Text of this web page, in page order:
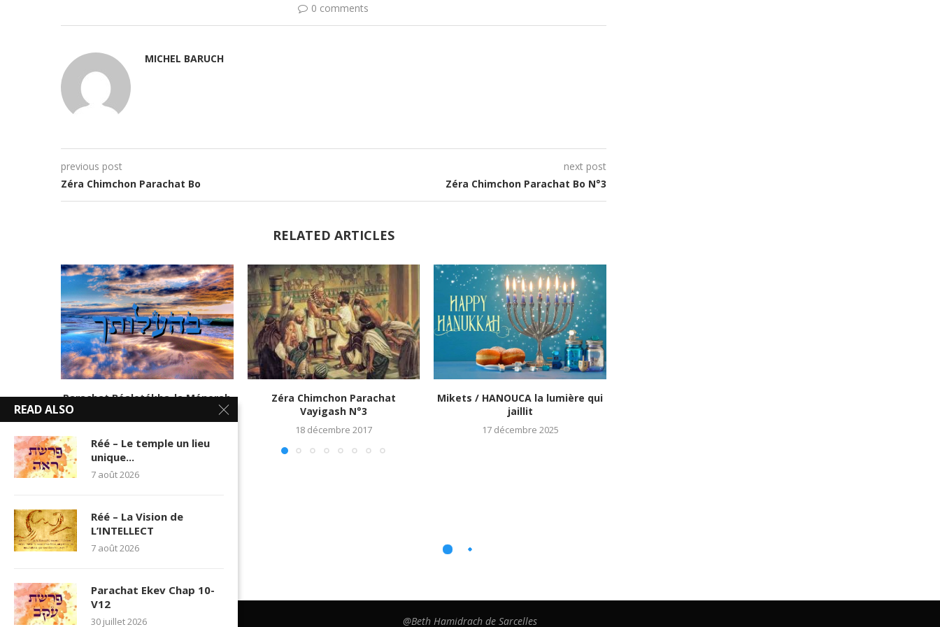
pour
0 comments
MICHEL BARUCH
previous post
Zéra Chimchon Parachat Bo
next post
Zéra Chimchon Parachat Bo N°3
RELATED ARTICLES
Parachat Béalotékha-la Ménorah
Zéra Chimchon Parachat
Vayigash N°3
18 décembre 2017
Mikets / HANOUCA la lumière qui
jaillit
17 décembre 2025
@Beth Hamidrach de Sarcelles
READ ALSO
Réé – Le temple un lieu
unique...
7 août 2026
Réé – La Vision de
L’INTELLECT
7 août 2026
Parachat Ekev Chap 10-
V12
30 juillet 2026